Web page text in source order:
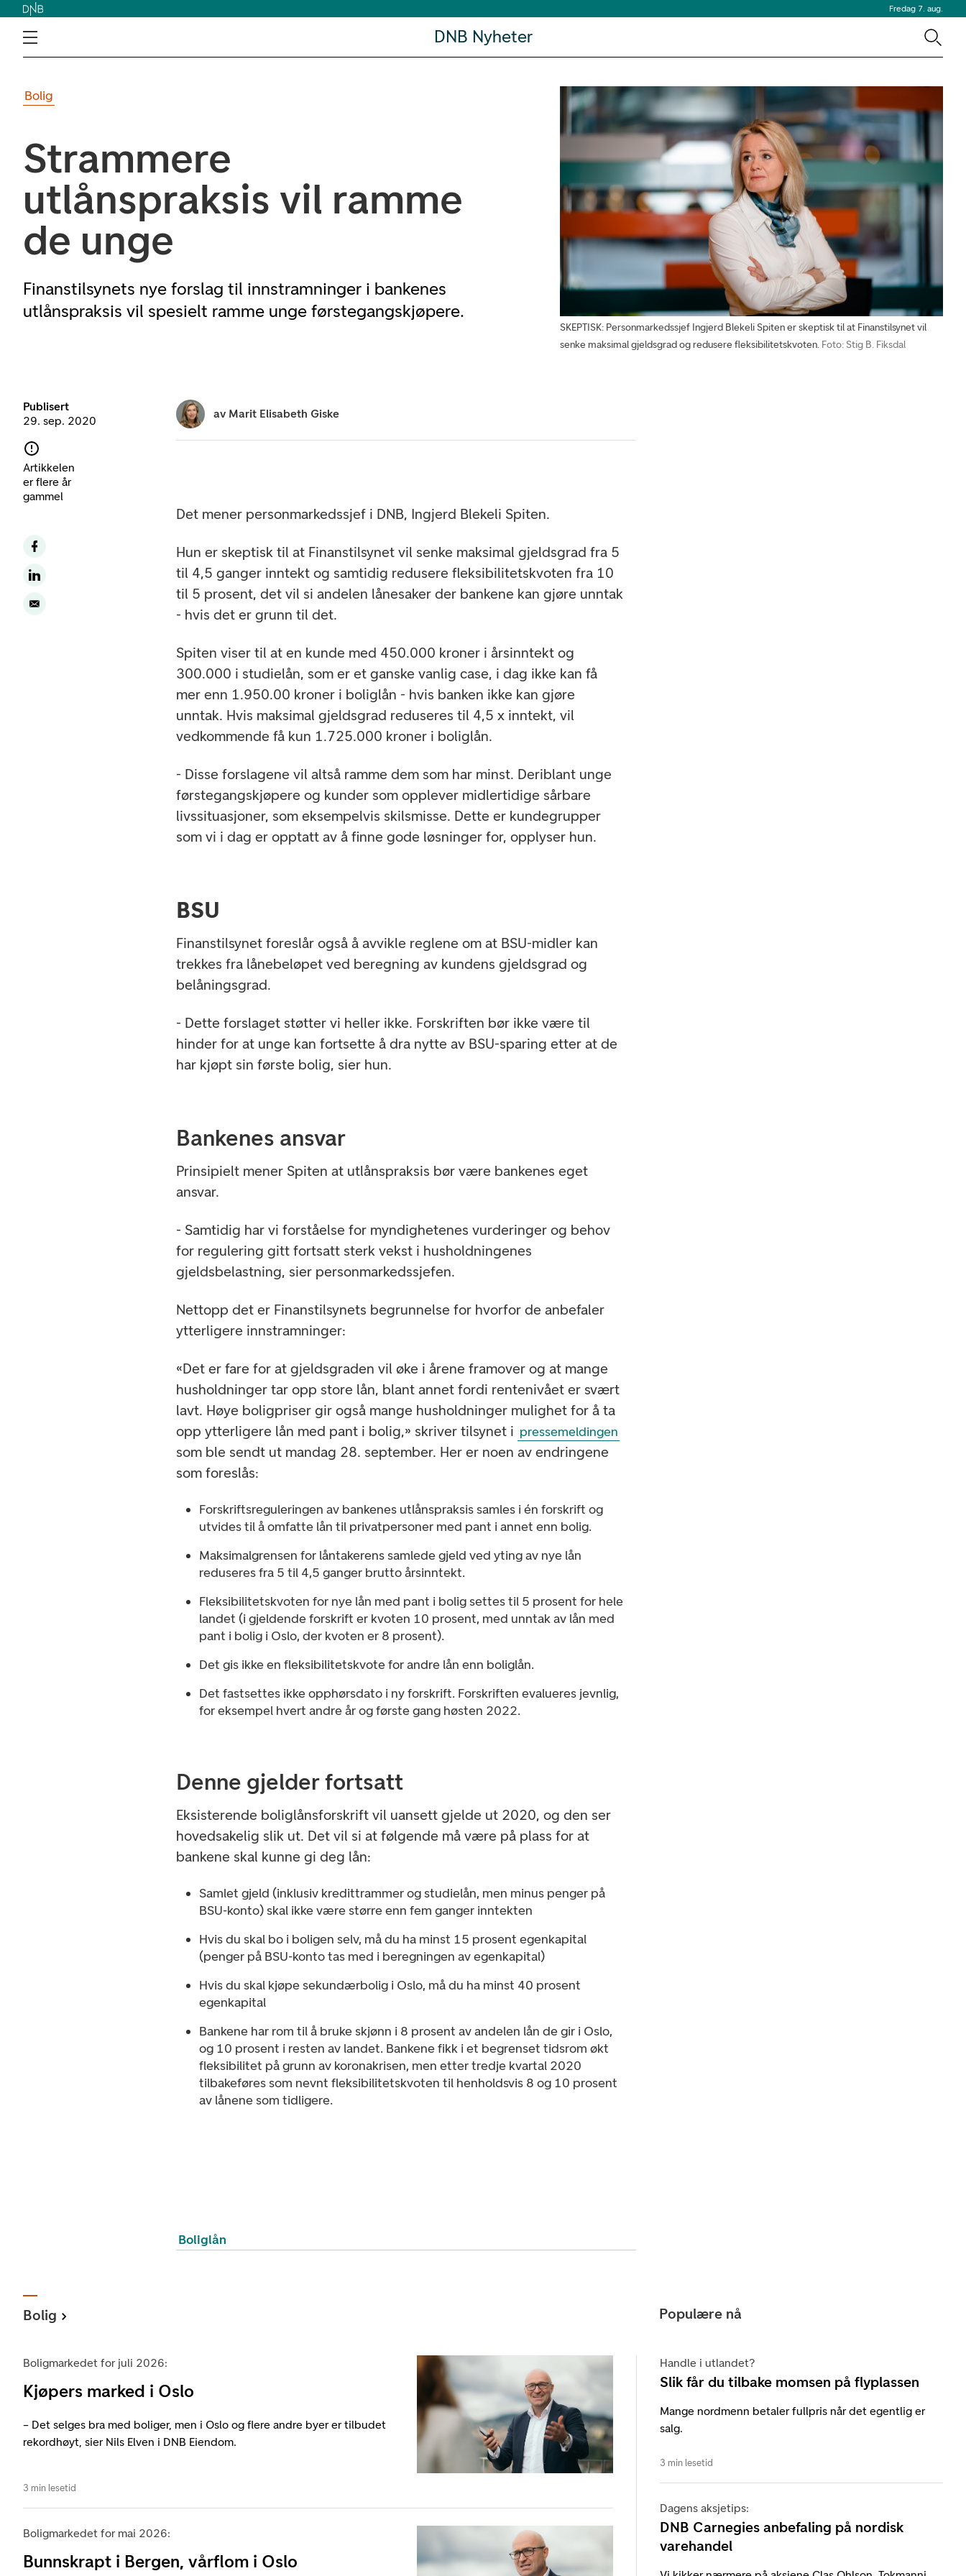
Fredag 7. aug.
DNB Nyheter
Bolig
Strammere
utlånspraksis vil ramme
de unge
Finanstilsynets nye forslag til innstramninger i bankenes
utlånspraksis vil spesielt ramme unge førstegangskjøpere.
SKEPTISK: Personmarkedssjef Ingjerd Blekeli Spiten er skeptisk til at Finanstilsynet vil
senke maksimal gjeldsgrad og redusere fleksibilitetskvoten. Foto: Stig B. Fiksdal
Publisert
29. sep. 2020
Artikkelen
er flere år
gammel
av Marit Elisabeth Giske
Det mener personmarkedssjef i DNB, Ingjerd Blekeli Spiten.
Hun er skeptisk til at Finanstilsynet vil senke maksimal gjeldsgrad fra 5
til 4,5 ganger inntekt og samtidig redusere fleksibilitetskvoten fra 10
til 5 prosent, det vil si andelen lånesaker der bankene kan gjøre unntak
- hvis det er grunn til det.
Spiten viser til at en kunde med 450.000 kroner i årsinntekt og
300.000 i studielån, som er et ganske vanlig case, i dag ikke kan få
mer enn 1.950.00 kroner i boliglån - hvis banken ikke kan gjøre
unntak. Hvis maksimal gjeldsgrad reduseres til 4,5 x inntekt, vil
vedkommende få kun 1.725.000 kroner i boliglån.
- Disse forslagene vil altså ramme dem som har minst. Deriblant unge
førstegangskjøpere og kunder som opplever midlertidige sårbare
livssituasjoner, som eksempelvis skilsmisse. Dette er kundegrupper
som vi i dag er opptatt av å finne gode løsninger for, opplyser hun.
BSU
Finanstilsynet foreslår også å avvikle reglene om at BSU-midler kan
trekkes fra lånebeløpet ved beregning av kundens gjeldsgrad og
belåningsgrad.
- Dette forslaget støtter vi heller ikke. Forskriften bør ikke være til
hinder for at unge kan fortsette å dra nytte av BSU-sparing etter at de
har kjøpt sin første bolig, sier hun.
Bankenes ansvar
Prinsipielt mener Spiten at utlånspraksis bør være bankenes eget
ansvar.
- Samtidig har vi forståelse for myndighetenes vurderinger og behov
for regulering gitt fortsatt sterk vekst i husholdningenes
gjeldsbelastning, sier personmarkedssjefen.
Nettopp det er Finanstilsynets begrunnelse for hvorfor de anbefaler
ytterligere innstramninger:
«Det er fare for at gjeldsgraden vil øke i årene framover og at mange
husholdninger tar opp store lån, blant annet fordi rentenivået er svært
lavt. Høye boligpriser gir også mange husholdninger mulighet for å ta
opp ytterligere lån med pant i bolig,» skriver tilsynet i pressemeldingen
som ble sendt ut mandag 28. september. Her er noen av endringene
som foreslås:
Forskriftsreguleringen av bankenes utlånspraksis samles i én forskrift og
utvides til å omfatte lån til privatpersoner med pant i annet enn bolig.
Maksimalgrensen for låntakerens samlede gjeld ved yting av nye lån
reduseres fra 5 til 4,5 ganger brutto årsinntekt.
Fleksibilitetskvoten for nye lån med pant i bolig settes til 5 prosent for hele
landet (i gjeldende forskrift er kvoten 10 prosent, med unntak av lån med
pant i bolig i Oslo, der kvoten er 8 prosent).
Det gis ikke en fleksibilitetskvote for andre lån enn boliglån.
Det fastsettes ikke opphørsdato i ny forskrift. Forskriften evalueres jevnlig,
for eksempel hvert andre år og første gang høsten 2022.
Denne gjelder fortsatt
Eksisterende boliglånsforskrift vil uansett gjelde ut 2020, og den ser
hovedsakelig slik ut. Det vil si at følgende må være på plass for at
bankene skal kunne gi deg lån:
Samlet gjeld (inklusiv kredittrammer og studielån, men minus penger på
BSU-konto) skal ikke være større enn fem ganger inntekten
Hvis du skal bo i boligen selv, må du ha minst 15 prosent egenkapital
(penger på BSU-konto tas med i beregningen av egenkapital)
Hvis du skal kjøpe sekundærbolig i Oslo, må du ha minst 40 prosent
egenkapital
Bankene har rom til å bruke skjønn i 8 prosent av andelen lån de gir i Oslo,
og 10 prosent i resten av landet. Bankene fikk i et begrenset tidsrom økt
fleksibilitet på grunn av koronakrisen, men etter tredje kvartal 2020
tilbakeføres som nevnt fleksibilitetskvoten til henholdsvis 8 og 10 prosent
av lånene som tidligere.
Boliglån
Bolig
Boligmarkedet for juli 2026:
Kjøpers marked i Oslo
– Det selges bra med boliger, men i Oslo og flere andre byer er tilbudet
rekordhøyt, sier Nils Elven i DNB Eiendom.
3 min lesetid
Boligmarkedet for mai 2026:
Bunnskrapt i Bergen, vårflom i Oslo
Populære nå
Handle i utlandet?
Slik får du tilbake momsen på flyplassen
Mange nordmenn betaler fullpris når det egentlig er
salg.
3 min lesetid
Dagens aksjetips:
DNB Carnegies anbefaling på nordisk
varehandel